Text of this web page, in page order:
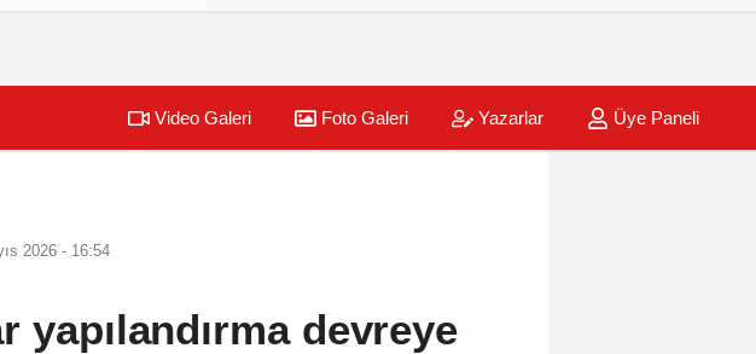
Video Galeri Foto Galeri Yazarlar Üye Paneli
2026 - 16:54
yapılandırma devreye